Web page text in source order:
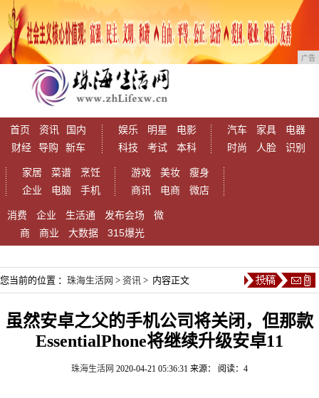
广告
首页 资讯
国内
财经
导购 新车
娱乐 明星
电影
科技
考试 本科
汽车 家具
电器
时尚
人脸 识别
家居 菜谱
烹饪
企业
电脑 手机
游戏 美妆
瘦身
商讯
电商 微店
消费 企业 生活通 发布会场
微
商
商业 大数据 315爆光
您当前的位置 ： 珠海生活网 > 资讯 > 内容正文
虽然安卓之父的手机公司将关闭，但那款
EssentialPhone将继续升级安卓11
珠海生活网 2020-04-21 05:36:31 来源： 阅读：4